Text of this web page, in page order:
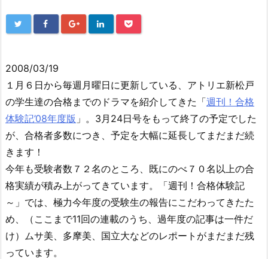
2008/03/19
１月６日から毎週月曜日に更新している、アトリエ新松戸
の学生達の合格までのドラマを紹介してきた「週刊！合格
体験記’08年度版 」。3月24日号をもって終了の予定でした
が、合格者多数につき、予定を大幅に延長してまだまだ続
きます！
今年も受験者数７２名のところ、既にのべ７０名以上の合
格実績が積み上がってきています。「週刊！合格体験記
～」では、極力今年度の受験生の報告にこだわってきたた
め、（ここまで11回の連載のうち、過年度の記事は一件だ
け）ムサ美、多摩美、国立大などのレポートがまだまだ残
っています。